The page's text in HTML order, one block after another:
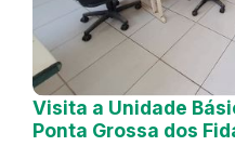
Visita a Unidade
Ponta Grossa dos